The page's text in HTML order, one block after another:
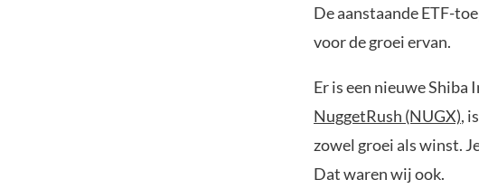
De aanstaande ETF-
voor de groei ervan.
Er is een nieuwe Shiba
NuggetRush (NUGX),
zowel groei als winst.
Dat waren wij ook.